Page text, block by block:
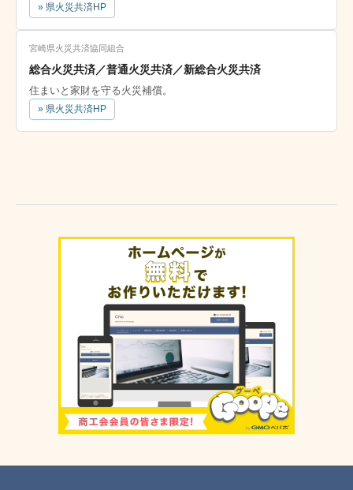
» 県火災共済HP
宮崎県火災共済協同組合
総合火災共済／普通火災共済／新総合火災共済
住まいと家財を守る火災補償。
» 県火災共済HP